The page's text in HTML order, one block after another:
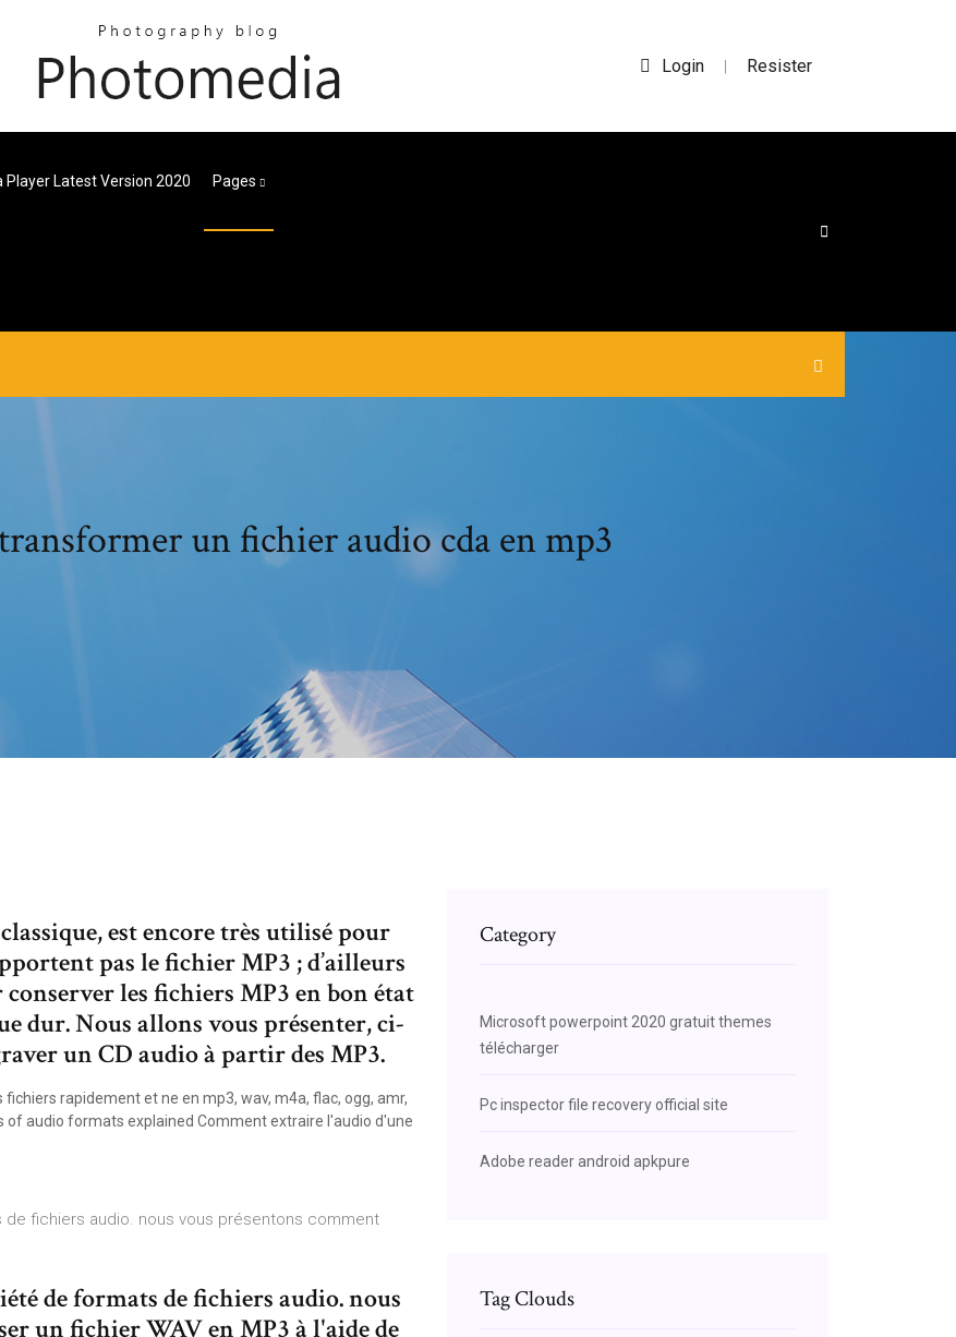
Login | Resister
Player Latest Version 2020 Pages
un fichier audio cda en mp3
est encore très utilisé pour
pas le fichier MP3 ; d’ailleurs
les fichiers MP3 en bon état
dur. Nous allons vous présenter, ci-
un CD audio à partir des MP3.
rapidement et ne en mp3, wav, m4a, flac, ogg, amr,
audio formats explained Comment extraire l'audio d'une
fichiers audio. nous vous présentons comment
de formats de fichiers audio. nous
un fichier WAV en MP3 à l'aide de
Category
Microsoft powerpoint 2020 gratuit themes
télécharger
Pc inspector file recovery official site
Adobe reader android apkpure
Tag Clouds